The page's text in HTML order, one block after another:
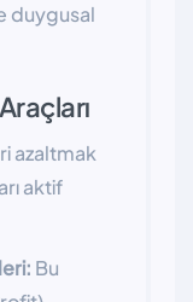
duygusal
azaltmak
aktif
Bu